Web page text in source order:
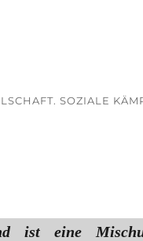
SOZIALE
ist eine